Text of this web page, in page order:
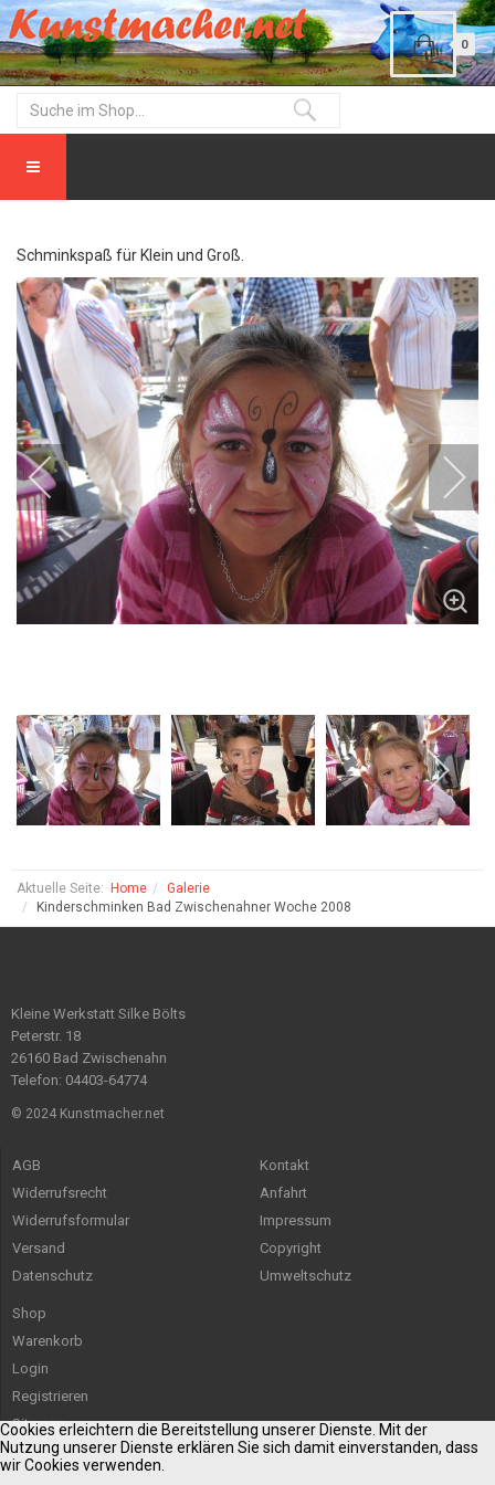
0
Schminkspaß für Klein und Groß.
Aktuelle Seite: Home
Galerie
Kinderschminken Bad Zwischenahner Woche 2008
Kleine Werkstatt Silke Bölts
Peterstr. 18
26160 Bad Zwischenahn
Telefon: 04403-64774
© 2024 Kunstmacher.net
AGB
Widerrufsrecht
Widerrufsformular
Versand
Datenschutz
Kontakt
Anfahrt
Impressum
Copyright
Umweltschutz
Shop
Warenkorb
Login
Registrieren
Sitemap
Cookies erleichtern die Bereitstellung unserer Dienste. Mit der
Nutzung unserer Dienste erklären Sie sich damit einverstanden, dass
wir Cookies verwenden.